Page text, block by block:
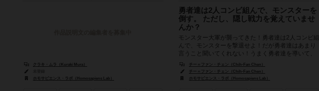
クラキ・ムラ（Kuraki Mura）
ホモサピエンス・ラボ（Homosapiens Lab）
勇者達は2人コンビ組んで、モンスターを
倒す。 ただし、隠し戦力を覚えていませ
んか？
モンスター大軍が襲ってきた！勇者達は2人コンビ組
んで、モンスターを撃退せよ！だが勇者達はあまり
言うこと聞いてくれない！うまく勇者達を導いて、
モンスターを倒すことできるかな？さ...
チー＝ファン・チェン（Chih-Fan Chen）
チー＝ファン・チェン（Chih-Fan Chen）
ホモサピエンス・ラボ（Homosapiens Lab）